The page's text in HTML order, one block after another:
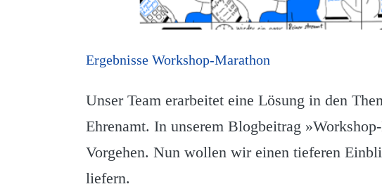
Ergebnisse Workshop-Marathon
Unser Team erarbeitet eine Lösung in den
Ehrenamt. In unserem Blogbeitrag
Vorgehen. Nun wollen wir einen tieferen
liefern.